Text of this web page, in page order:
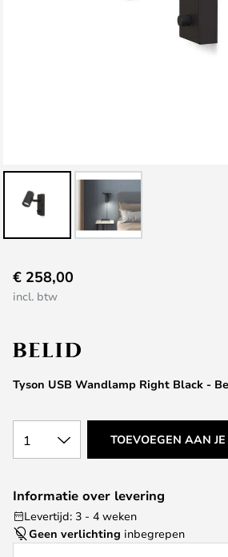
naar
het
van
de
afbeeldingen-
Tyson USB Wandlamp Right Black -
€ 258,00
incl. btw
1 TOEVOEGEN AAN
Informatie over levering
Levertijd: 3 - 4 weken
Geen verlichting inbegrepen